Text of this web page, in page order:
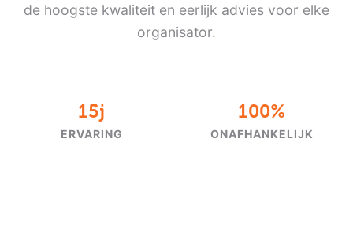
de hoogste kwaliteit en eerlijk advies voor elke
organisator.
15j
ERVARING
100%
ONAFHANKELIJK